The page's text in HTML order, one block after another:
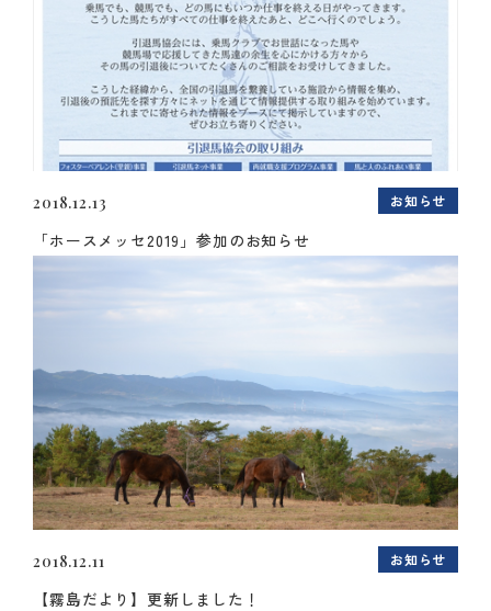
2018.12.13 お知らせ
「ホースメッセ2019」参加のお知らせ
2018.12.11 お知らせ
【霧島だより】更新しました！